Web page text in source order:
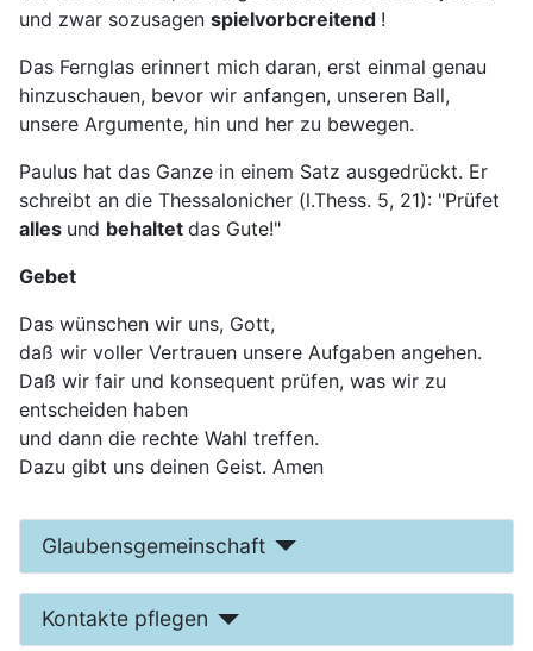
Glaubensgemeinschaft
Kontakte pflegen
und zwar sozusagen spielvorbcreitend !
Das Fernglas erinnert mich daran, erst einmal genau
hinzu­schauen, bevor wir anfangen, unseren Ball,
unsere Argumente, hin und her zu bewegen.
Paulus hat das Ganze in einem Satz ausgedrückt. Er
schreibt an die Thessalonicher (l.Thess. 5, 21): "Prüfet
alles und behaltet das Gute!"
Gebet
Das wünschen wir uns, Gott,
daß wir voller Vertrauen unsere Aufgaben angehen.
Daß wir fair und konsequent prüfen, was wir zu
entscheiden haben
und dann die rechte Wahl treffen.
Dazu gibt uns deinen Geist. Amen